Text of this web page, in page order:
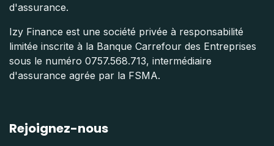
d'assurance.
Izy Finance est une société privée à responsabilité
limitée inscrite à la Banque Carrefour des Entreprises
sous le numéro 0757.568.713, intermédiaire
d'assurance agrée par la FSMA.
Rejoignez-nous